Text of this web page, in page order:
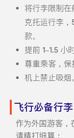
将行李限制
克托运行李，
款。
提前 1–1.5 小
尊重乘客，保
机上禁止吸烟
飞行必备行李
作为外国游客，
请精打细算：